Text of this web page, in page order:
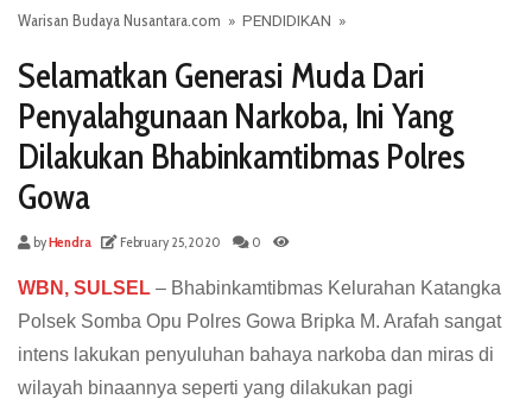
Warisan Budaya Nusantara.com » PENDIDIKAN »
Selamatkan Generasi Muda Dari
Penyalahgunaan Narkoba, Ini Yang
Dilakukan Bhabinkamtibmas Polres
Gowa
byHendra February 25, 2020 0
WBN, SULSEL – Bhabinkamtibmas Kelurahan Katangka
Polsek Somba Opu Polres Gowa Bripka M. Arafah sangat
intens lakukan penyuluhan bahaya narkoba dan miras di
wilayah binaannya seperti yang dilakukan pagi